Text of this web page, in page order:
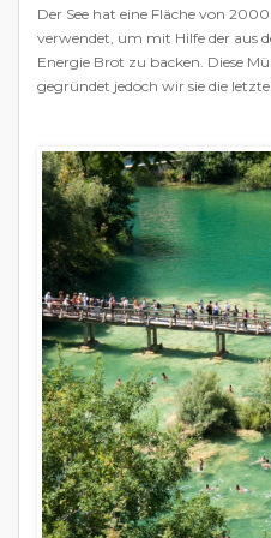
Der See hat eine Fläche von
verwendet, um mit Hilfe der aus
Energie Brot zu backen. Diese
gegründet jedoch wir sie die